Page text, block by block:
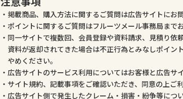
掲載商品、購入方法に関するご質問は広告サイトにお
ポイントに関するご質問はフルーツメール事務局まで
同一サイトで複数回、会員登録や資料請求、見積り依
資料が返却されてきた場合は不正行為とみなしポイ
やめください。
広告サイトのサービス利用についてはお客様と広告サ
サイト規約、記載事項をご確認いただき、同意の上ご利
広告サイト側で発生したクレーム・損害・紛争等につ